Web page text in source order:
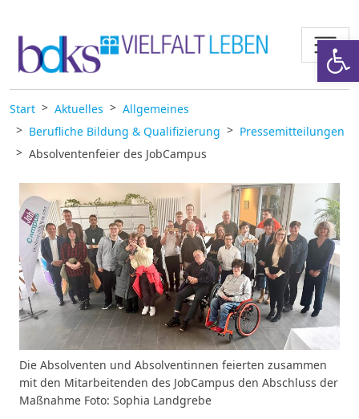
Start Aktuelles
Allgemeines
Berufliche Bildung & Qualifizierung
Pressemitteilungen
Absolventenfeier des JobCampus
Die Absolventen und Absolventinnen feierten zusammen
mit den Mitarbeitenden des JobCampus den Abschluss der
Maßnahme Foto: Sophia Landgrebe